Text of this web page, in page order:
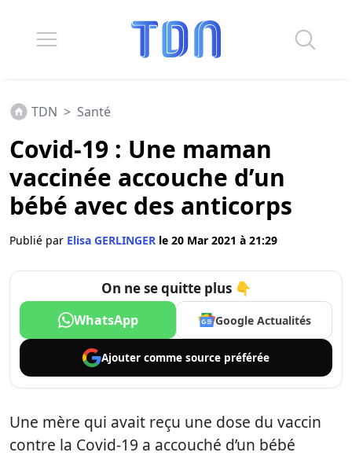
TDN > Santé
Covid-19 : Une maman
vaccinée accouche d’un
bébé avec des anticorps
Publié par Elisa GERLINGER le 20 Mar 2021 à 21:29
On ne se quitte plus 👇
WhatsApp Google Actualités
Ajouter comme source préférée
Une mère qui avait reçu une dose du vaccin
contre la Covid-19 a accouché d’un bébé